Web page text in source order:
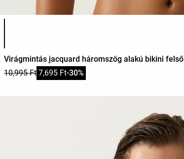
Termékszínek listája
Virágmintás jacquard háromszög alakú bikini felső
10,995 Ft 7,695 Ft-30%